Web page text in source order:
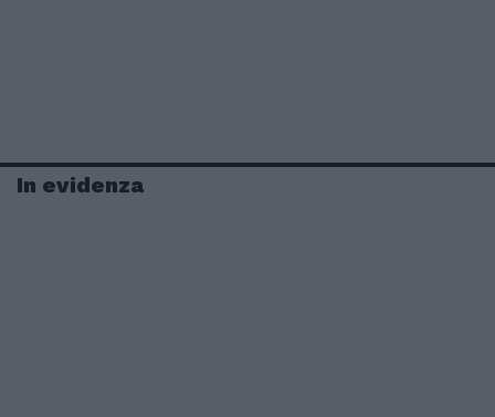
In evidenza